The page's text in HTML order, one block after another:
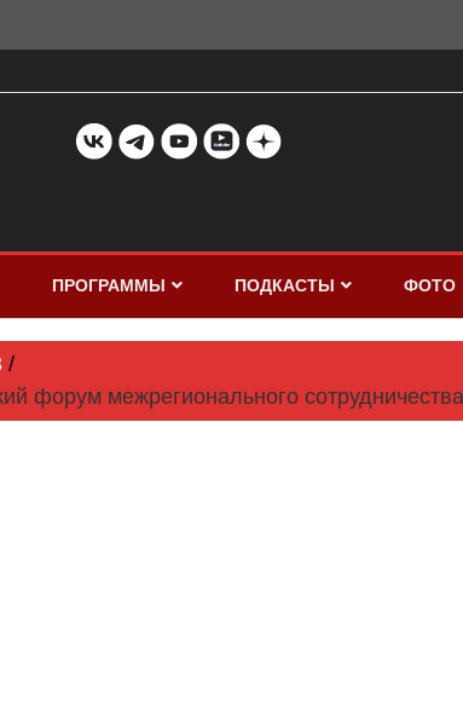
ПРОГРАММЫ ПОДКАСТЫ ФОТО
форум межрегионального